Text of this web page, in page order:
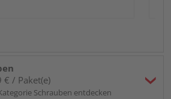
€ / Paket(e)
Schrauben entdecken